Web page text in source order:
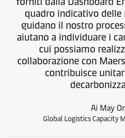
quadro indicativo
guidano il nostro
aiutano a individuare i
cui possiamo
collaborazione con
contribuisce
Ai May
Global Logistics Capacity